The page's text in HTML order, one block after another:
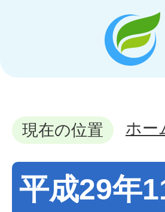
現在の位置 ホー
平成29年